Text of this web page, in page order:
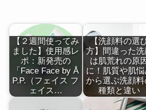
【２週間使ってみ
ました】使用感レ
ポ：新発売の
「Face Face by Å
P.P.（フェイス フ
ェイス…
【洗顔料の選
方】間違った洗
は肌荒れの原
に！肌質や肌悩
から選ぶ洗顔
種類と違い